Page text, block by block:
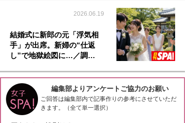
2026.06.19
結婚式に新郎の元「浮気相
手」が出席。新婦の“仕返
し”で地獄絵図に…／調…